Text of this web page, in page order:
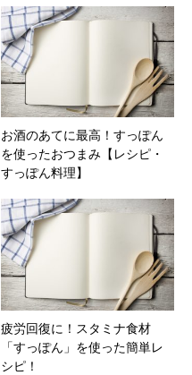
お酒のあてに最高！すっぽん
を使ったおつまみ【レシピ・
すっぽん料理】
疲労回復に！スタミナ食材
「すっぽん」を使った簡単レ
シピ！